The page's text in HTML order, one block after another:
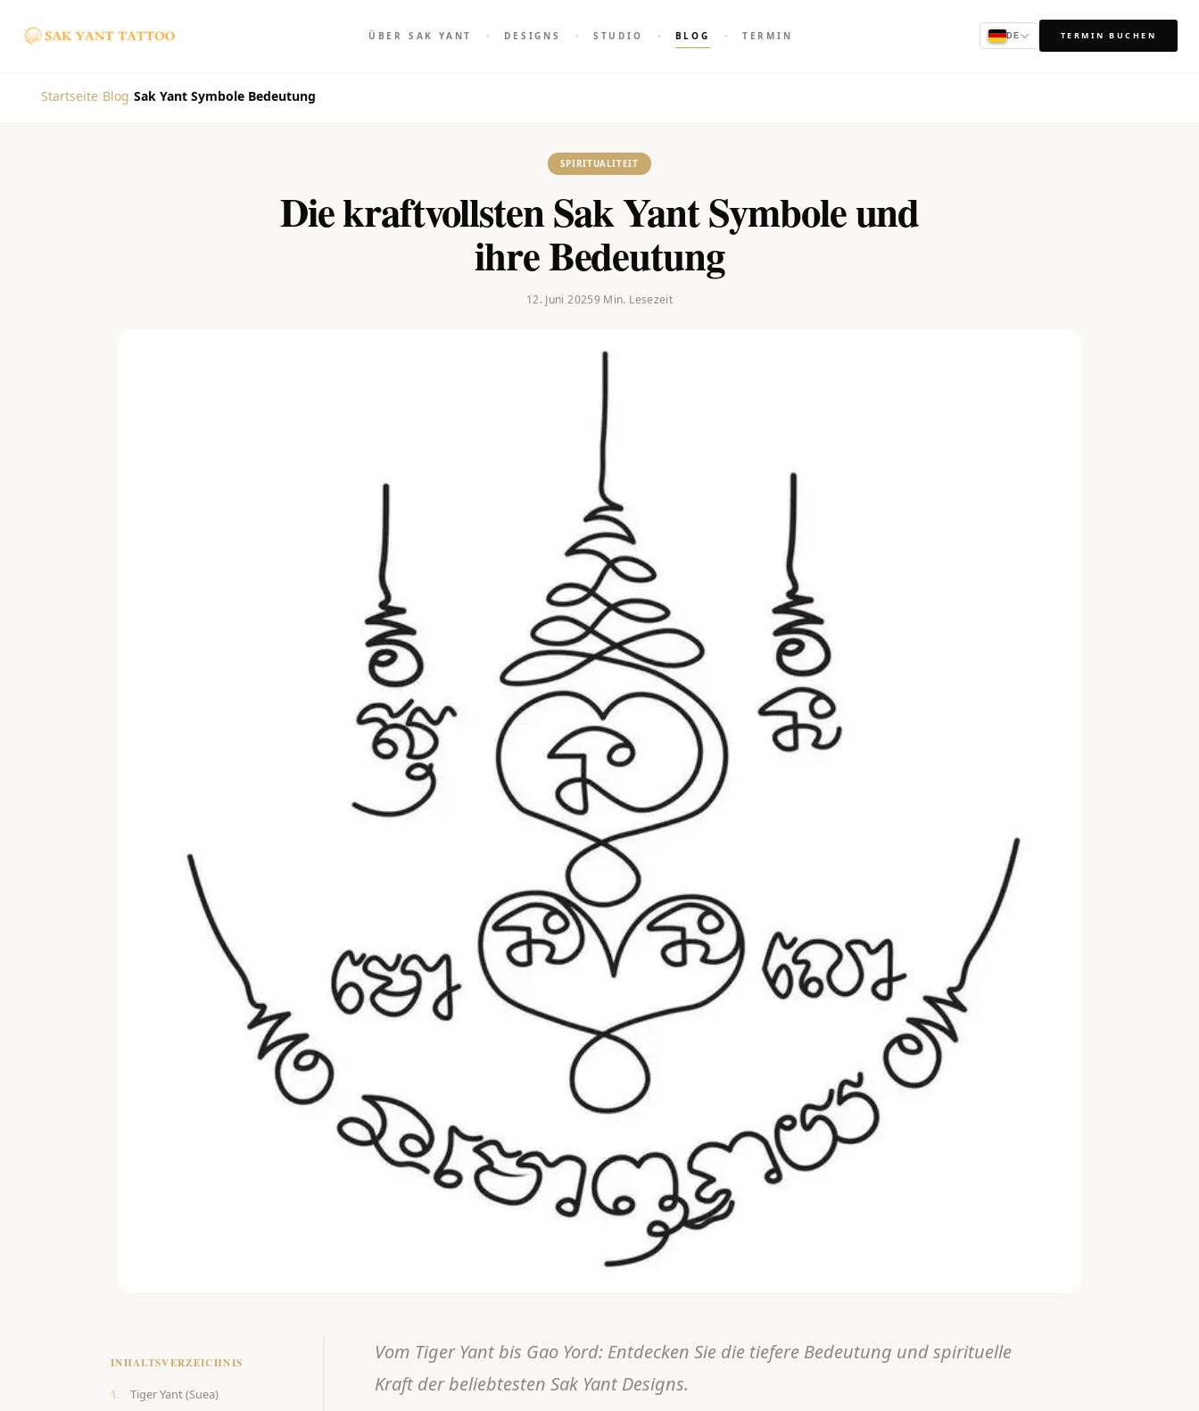
ÜBER SAK YANT DESIGNS STUDIO BLOG TERMIN DE TERMIN BUCHEN
Startseite Blog Sak Yant Symbole Bedeutung
SPIRITUALITEIT
Die kraftvollsten Sak Yant Symbole und
ihre Bedeutung
12. Juni 20259 Min. Lesezeit
INHALTSVERZEICHNIS
Tiger Yant (Suea)
Vom Tiger Yant bis Gao Yord: Entdecken Sie die tiefere Bedeutung und spirituelle
Kraft der beliebtesten Sak Yant Designs.